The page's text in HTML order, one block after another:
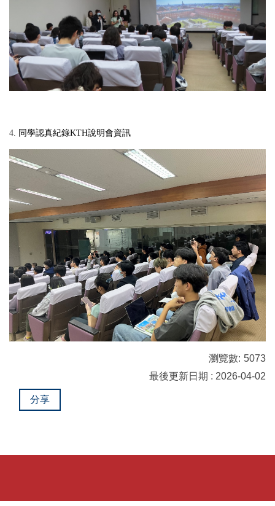
4. 同學認真紀錄KTH說明會資訊
瀏覽數: 5073
最後更新日期 : 2026-04-02
分享